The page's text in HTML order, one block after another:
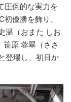
圧倒的な実力を
優勝を飾り、
温（おまた しお
笹原 蓉翠（ささ
登場し、初日か